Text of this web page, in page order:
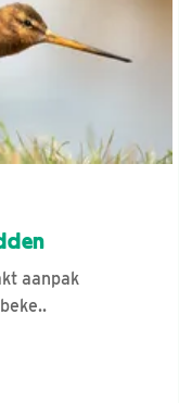
aanpak